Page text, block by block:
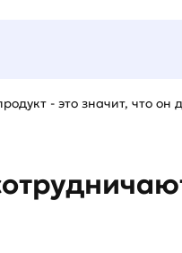
- это значит, что он